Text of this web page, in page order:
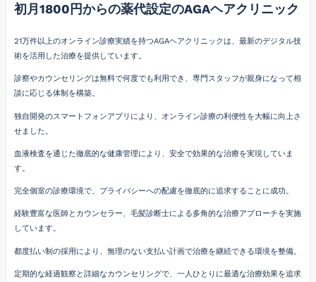
初月1800円からの薬代設定のAGAヘアクリニック
21万件以上のオンライン診療実績を持つAGAヘアクリニックは、最新のデジタル技
術を活用した治療を提供しています。
診察やカウンセリングは無料で何度でも利用でき、専門スタッフが親身になって相
談に応じる体制を構築。
独自開発のスマートフォンアプリにより、オンライン診療の利便性を大幅に向上さ
せました。
血液検査を通じた徹底的な健康管理により、安全で効果的な治療を実現していま
す。
完全個室の診療環境で、プライバシーへの配慮を徹底的に追求することに成功。
経験豊富な医師とカウンセラー、毛髪診断士による多角的な治療アプローチを実施
しています。
都度払い制の採用により、無理のない支払い計画で治療を継続できる環境を整備。
定期的な経過観察と詳細なカウンセリングで、一人ひとりに最適な治療効果を追求